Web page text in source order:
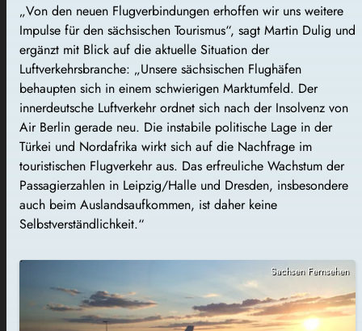
„Von den neuen Flugverbindungen erhoffen wir uns weitere
Impulse für den sächsischen Tourismus“, sagt Martin Dulig und
ergänzt mit Blick auf die aktuelle Situation der
Luftverkehrsbranche: „Unsere sächsischen Flughäfen
behaupten sich in einem schwierigen Marktumfeld. Der
innerdeutsche Luftverkehr ordnet sich nach der Insolvenz von
Air Berlin gerade neu. Die instabile politische Lage in der
Türkei und Nordafrika wirkt sich auf die Nachfrage im
touristischen Flugverkehr aus. Das erfreuliche Wachstum der
Passagierzahlen in Leipzig/Halle und Dresden, insbesondere
auch beim Auslandsaufkommen, ist daher keine
Selbstverständlichkeit.“
Sachsen Fernsehen